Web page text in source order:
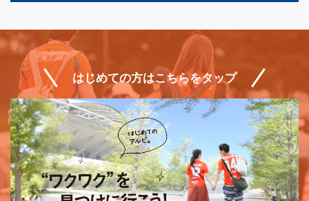
はじめての方はこちらをタップ